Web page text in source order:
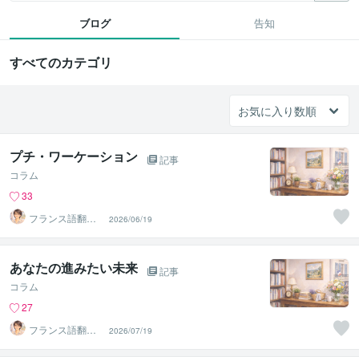
ブログ 告知
すべてのカテゴリ
プチ・ワーケーション
記事
コラム
33
フランス語翻訳
者 遠藤ゆかり
2026/06/19
あなたの進みたい未来
記事
コラム
27
フランス語翻訳
者 遠藤ゆかり
2026/07/19